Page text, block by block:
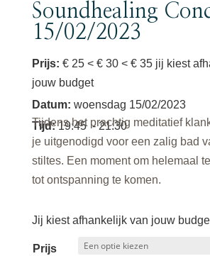
Soundhealing
15/02/2023
Prijs: € 25 < € 30 < € 35 jij kiest
jouw budget
Datum: woensdag 15/02/2023
Tijd:19:45 - 21:30
Tijdens het prachtig meditatief
je uitgenodigd voor een zalig bad
stiltes. Een moment om helemaal te
tot ontspanning te komen.
Jij kiest afhankelijk van jouw
Prijs